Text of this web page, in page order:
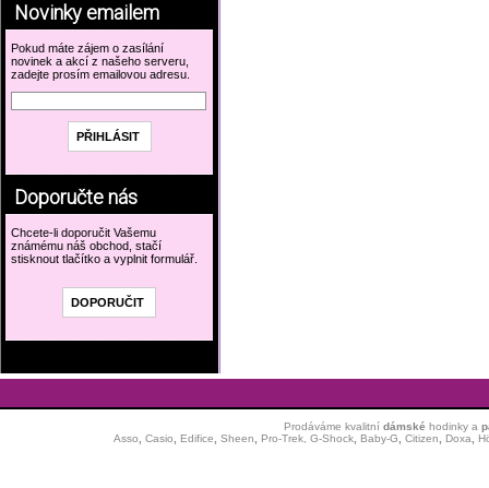
Novinky emailem
Pokud máte zájem o zasílání
novinek a akcí z našeho serveru,
zadejte prosím emailovou adresu.
Doporučte nás
Chcete-li doporučit Vašemu
známému náš obchod, stačí
stisknout tlačítko a vyplnit formulář.
Prodáváme kvalitní dámské hodinkya
Asso
Casio Edifice Sheen Pro-Trek, G-Shock, Baby-G Citizen Doxa